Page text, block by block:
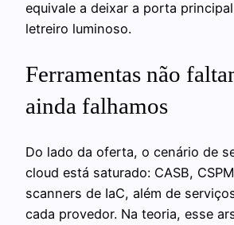
equivale a deixar a porta
letreiro luminoso.
Ferramentas não
ainda falhamos
Do lado da oferta, o cenário de
cloud está saturado: CASB,
scanners de IaC, além de
cada provedor. Na teoria, esse